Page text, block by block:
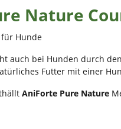
Nature
Hunde
auch bei Hunden durch
Futter mit einer
AniForte Pure Nature